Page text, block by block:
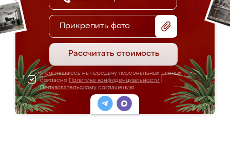
Прикрепить фото
Рассчитать стоимость
Я соглашаюсь на передачу персональных данных
согласно Политике конфиденциальности
Пользовательскому соглашению